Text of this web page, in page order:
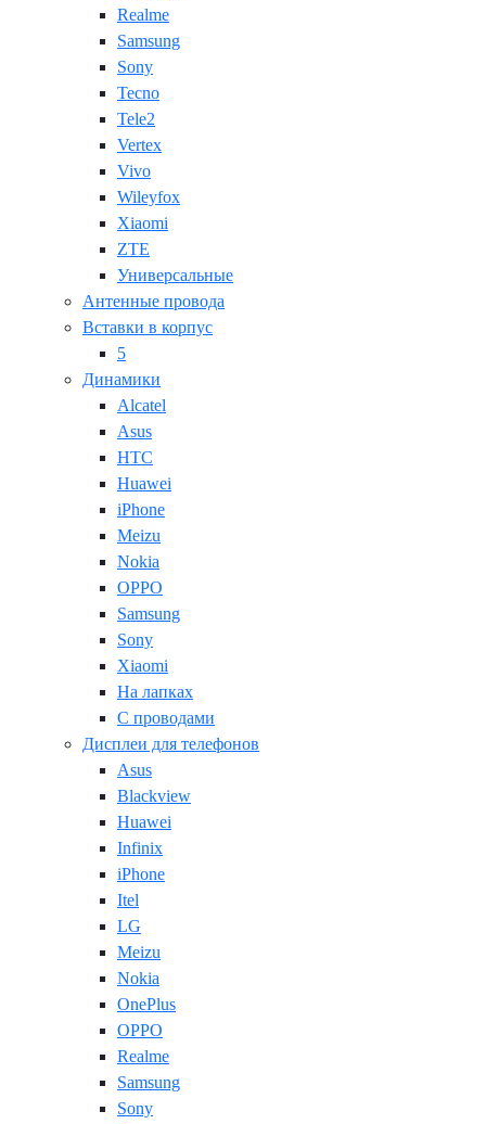
Realme
Samsung
Sony
Tecno
Tele2
Vertex
Vivo
Wileyfox
Xiaomi
ZTE
Универсальные
Антенные провода
Вставки в корпус
5
Динамики
Alcatel
Asus
HTC
Huawei
iPhone
Meizu
Nokia
OPPO
Samsung
Sony
Xiaomi
На лапках
С проводами
Дисплеи для телефонов
Asus
Blackview
Huawei
Infinix
iPhone
Itel
LG
Meizu
Nokia
OnePlus
OPPO
Realme
Samsung
Sony